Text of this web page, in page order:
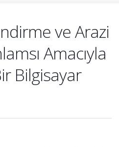
ve Arazi
Amacıyla
Bilgisayar